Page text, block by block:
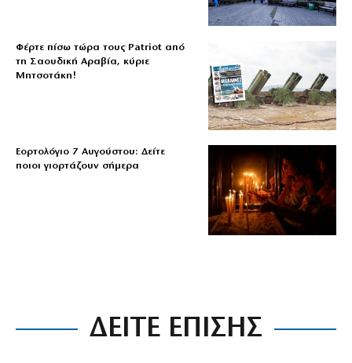
Φέρτε πίσω τώρα τους Patriot από
τη Σαουδική Αραβία, κύριε
Μητσοτάκη!
Εορτολόγιο 7 Αυγούστου: Δείτε
ποιοι γιορτάζουν σήμερα
ΔΕΙΤΕ ΕΠΙΣΗΣ